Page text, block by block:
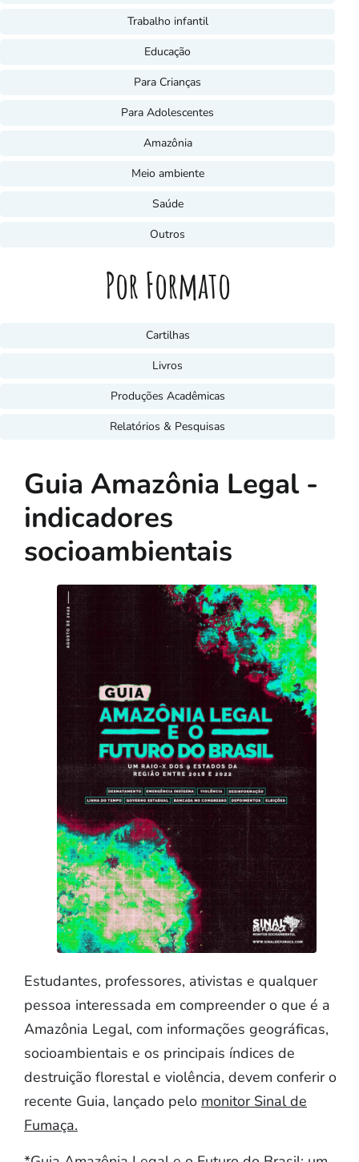
Trabalho infantil
Educação
Para Crianças
Para Adolescentes
Amazônia
Meio ambiente
Saúde
Outros
Por Formato
Cartilhas
Livros
Produções Acadêmicas
Relatórios & Pesquisas
Guia Amazônia Legal -
indicadores
socioambientais
Estudantes, professores, ativistas e qualquer
pessoa interessada em compreender o que é a
Amazônia Legal, com informações geográficas,
socioambientais e os principais índices de
destruição florestal e violência, devem conferir o
recente Guia, lançado pelo monitor Sinal de
Fumaça.